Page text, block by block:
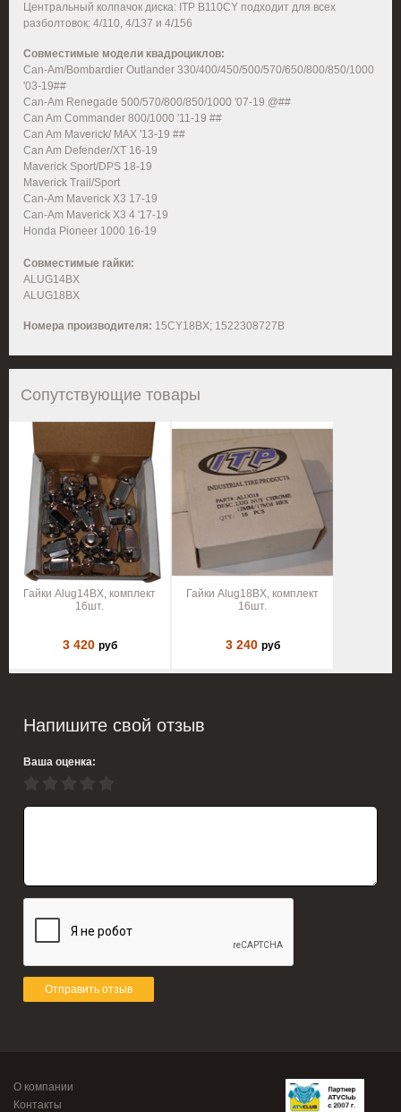
Центральный колпачок диска: ITP B110CY подходит для всех
разболтовок: 4/110, 4/137 и 4/156
Совместимые модели квадроциклов:
Can-Am/Bombardier Outlander 330/400/450/500/570/650/800/850/1000
'03-19##
Can-Am Renegade 500/570/800/850/1000 '07-19 @##
Can Am Commander 800/1000 '11-19 ##
Can Am Maverick/ MAX '13-19 ##
Can Am Defender/XT 16-19
Maverick Sport/DPS 18-19
Maverick Trail/Sport
Can-Am Maverick X3 17-19
Can-Am Maverick X3 4 '17-19
Honda Pioneer 1000 16-19
Совместимые гайки:
ALUG14BX
ALUG18BX
Номера производителя: 15CY18BX; 1522308727B
Сопутствующие товары
Гайки Alug14BX, комплект
16шт.
3 420 руб
Гайки Alug18BX, комплект
16шт.
3 240 руб
Напишите свой отзыв
Ваша оценка:
Отправить отзыв
О компании
Контакты